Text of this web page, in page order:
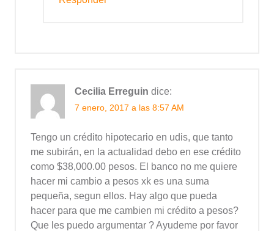
Cecilia Erreguin dice:
7 enero, 2017 a las 8:57 AM
Tengo un crédito hipotecario en udis, que tanto
me subirán, en la actualidad debo en ese crédito
como $38,000.00 pesos. El banco no me quiere
hacer mi cambio a pesos xk es una suma
pequeña, segun ellos. Hay algo que pueda
hacer para que me cambien mi crédito a pesos?
Que les puedo argumentar ? Ayudeme por favor